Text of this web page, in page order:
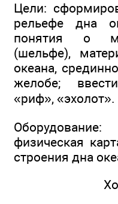
Цели:
рельефе дна
понятия о
(шельфе),
океана,
желобе;
«риф», «эхолот».
физическая
строения дна